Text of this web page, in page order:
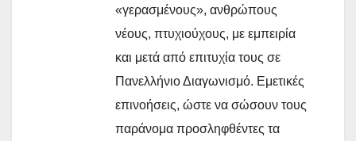
«γερασμένους», ανθρώπους
νέους, πτυχιούχους, με εμπειρία
και μετά από επιτυχία τους σε
Πανελλήνιο Διαγωνισμό. Εμετικές
επινοήσεις, ώστε να σώσουν τους
παράνομα προσληφθέντες τα